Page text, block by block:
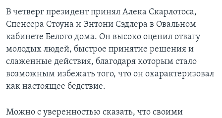
В четверг президент принял Алека Скарлотоса,
Спенсера Стоуна и Энтони Сэдлера в Овальном
кабинете Белого дома. Он высоко оценил отвагу
молодых людей, быстрое принятие решения и
слаженные действия, благодаря которым стало
возможным избежать того, что он охарактеризовал
как настоящее бедствие.
Можно с уверенностью сказать, что своими